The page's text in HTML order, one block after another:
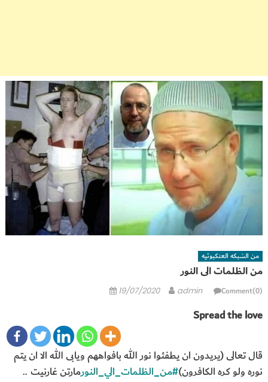
من الشبكه العنكبوتيه
من الظلمات الى النور
Posted 19/07/2020Author admin Comment(0)
Spread the love
قال تعالى (يريدون ان يطفئوا نور الله بافواههم ويابى الله الا ان يتم
نوره ولو كره الكافرون)#من_الظلمات_الي_النورمارتن غارنيت ..